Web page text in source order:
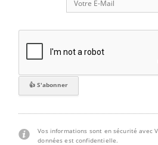
Vos informations sont en sécurité avec
données est confidentielle.